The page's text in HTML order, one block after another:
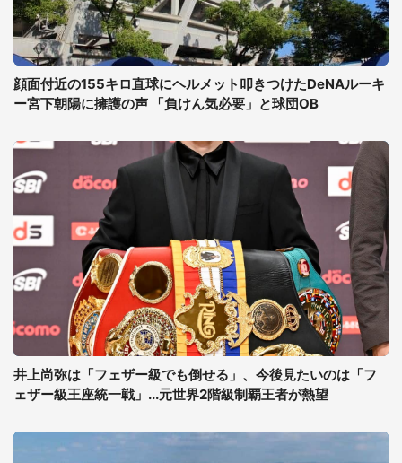
顔面付近の155キロ直球にヘルメット叩きつけたDeNAルーキ
ー宮下朝陽に擁護の声 「負けん気必要」と球団OB
井上尚弥は「フェザー級でも倒せる」、今後見たいのは「フ
ェザー級王座統一戦」...元世界2階級制覇王者が熱望